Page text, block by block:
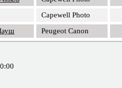
Capewell Photo
Peugeot Canon